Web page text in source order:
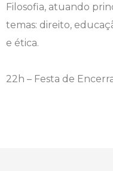
Filosofia, atuando
temas: direito,
e ética.
22h – Festa de